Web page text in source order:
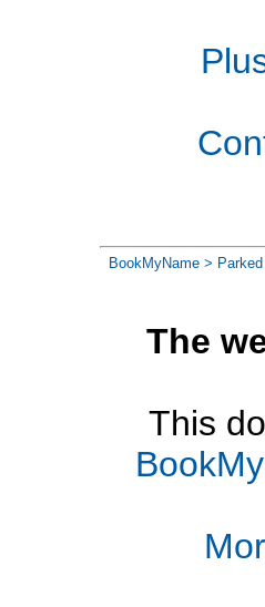
BookMyName >
The
This